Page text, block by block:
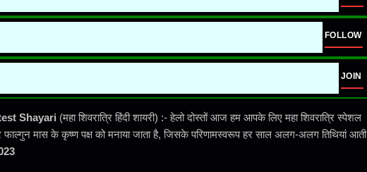
FOLLOW
JOIN
Shayari (महा शिवरात्रि हिंदी शायरी) :- हेलो दोस्तों आज हम आपके लिए महा शिवरात्रि स्पेशल
मास के कृष्ण पक्ष को मनाया जाता है, जिसके परिणामस्वरूप हर साल अलग-अलग तिथियां आती